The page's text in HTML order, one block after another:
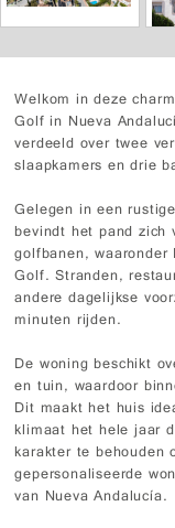
Welkom in deze
Golf in Nueva
verdeeld over twee
slaapkamers en drie
Gelegen in een
bevindt het pand zich
golfbanen,
Golf. Stranden,
andere dagelijkse
minuten rijden.
De woning beschikt
en tuin, waardoor
Dit maakt het huis
klimaat het hele jaar
karakter te behouden
gepersonaliseerde
van Nueva Andalucía.